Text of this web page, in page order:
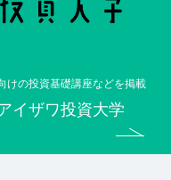
けの投資基礎講座などを掲載
イザワ投資大学